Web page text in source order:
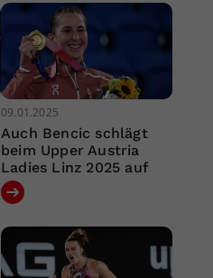
09.01.2025
Auch Bencic schlägt
beim Upper Austria
Ladies Linz 2025 auf